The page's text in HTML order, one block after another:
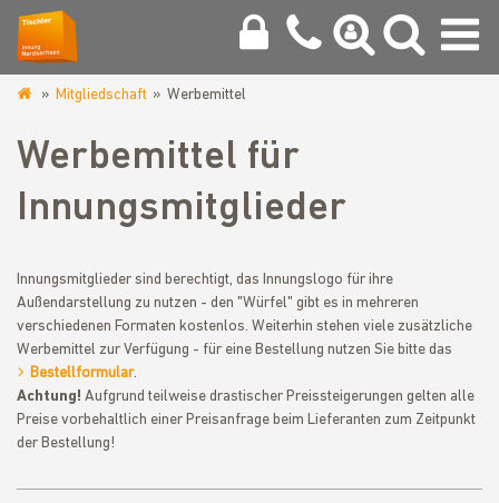
nordsachsen.de
Mitgliedschaft Werbemittel
Werbemittel für
Innungsmitglieder
Innungsmitglieder sind berechtigt, das Innungslogo für ihre
Außendarstellung zu nutzen - den "Würfel" gibt es in mehreren
verschiedenen Formaten kostenlos. Weiterhin stehen viele zusätzliche
Werbemittel zur Verfügung - für eine Bestellung nutzen Sie bitte das
Bestellformular.
Achtung! Aufgrund teilweise drastischer Preissteigerungen gelten alle
Preise vorbehaltlich einer Preisanfrage beim Lieferanten zum Zeitpunkt
der Bestellung!